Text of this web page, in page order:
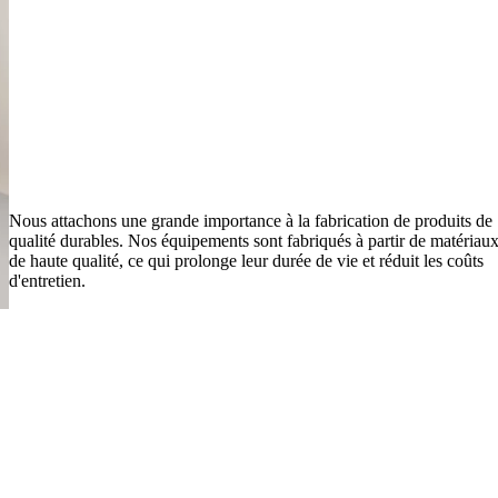
Nous attachons une grande importance à la fabrication de produits de
qualité durables. Nos équipements sont fabriqués à partir de matériaux
de haute qualité, ce qui prolonge leur durée de vie et réduit les coûts
d'entretien.